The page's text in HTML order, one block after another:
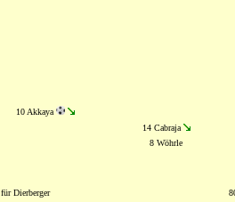
10 Akkaya
14 Cabraja
8 Wöhrle
Dierberger